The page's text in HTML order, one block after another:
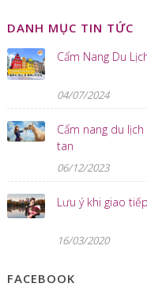
DANH MỤC TIN TỨC
Cẩm Nang Du
04/07/2024
Cẩm nang du
tan
06/12/2023
Lưu ý khi giao
16/03/2020
FACEBOOK